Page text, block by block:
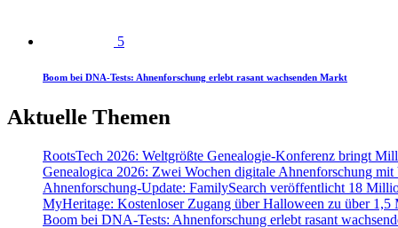
5
Boom bei DNA-Tests: Ahnenforschung erlebt rasant wachsenden Markt
Aktuelle Themen
RootsTech 2026: Weltgrößte Genealogie-Konferenz bringt
Genealogica 2026: Zwei Wochen digitale Ahnenforschung mit
Ahnenforschung-Update: FamilySearch veröffentlicht 18
MyHeritage: Kostenloser Zugang über Halloween zu über 1,5
Boom bei DNA-Tests: Ahnenforschung erlebt rasant